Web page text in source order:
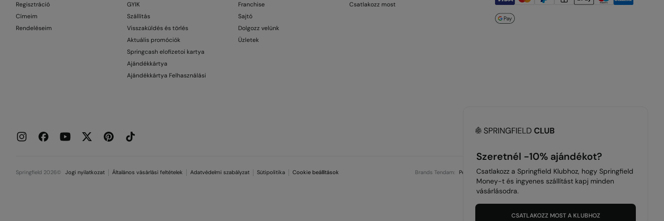
Regisztráció
Címeim
Rendeléseim
GYIK
Szállítás
Visszaküldés és törlés
Aktuális promóciók
Springcash elofizetoi kartya
Ajándékkártya
Ajándékkártya Felhasználási
Franchise
Sajtó
Dolgozz velünk
Üzletek
Csatlakozz most
Springfield 2026© Jogi nyilatkozat Általános vásárlási feltételek Adatvédelmi szabályzat Sütipolitika Cookie beállítások Brands Tendam: Pedro del Hierro Women'secret Cortefiel Fifty Outlet Hoss Intropia
Szeretnél -10% ajándékot?
Csatlakozz a Springfield Klubhoz, hogy Springfield
Money-t és ingyenes szállítást kapj minden
vásárlásodra.
CSATLAKOZZ MOST A KLUBHOZ